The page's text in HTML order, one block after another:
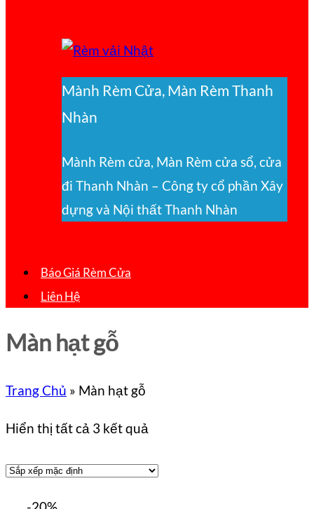
Mành Rèm Cửa, Màn Rèm Thanh
Nhàn
Mành Rèm cửa, Màn Rèm cửa sổ, cửa
đi Thanh Nhàn – Công ty cổ phần Xây
dựng và Nội thất Thanh Nhàn
Báo Giá Rèm Cửa
Liên Hệ
Màn hạt gỗ
Trang Chủ » Màn hạt gỗ
Hiển thị tất cả 3 kết quả